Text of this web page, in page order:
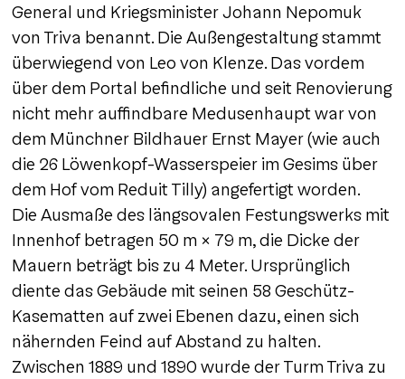
General und Kriegsminister Johann Nepomuk
von Triva benannt. Die Außengestaltung stammt
überwiegend von Leo von Klenze. Das vordem
über dem Portal befindliche und seit Renovierung
nicht mehr auffindbare Medusenhaupt war von
dem Münchner Bildhauer Ernst Mayer (wie auch
die 26 Löwenkopf-Wasserspeier im Gesims über
dem Hof vom Reduit Tilly) angefertigt worden.
Die Ausmaße des längsovalen Festungswerks mit
Innenhof betragen 50 m × 79 m, die Dicke der
Mauern beträgt bis zu 4 Meter. Ursprünglich
diente das Gebäude mit seinen 58 Geschütz-
Kasematten auf zwei Ebenen dazu, einen sich
nähernden Feind auf Abstand zu halten.
Zwischen 1889 und 1890 wurde der Turm Triva zu